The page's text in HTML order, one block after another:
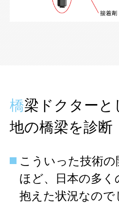
橋梁ドクターとして、近畿各
地の橋梁を診断
こういった技術の
ほど、日本の多く
抱えた状況なので